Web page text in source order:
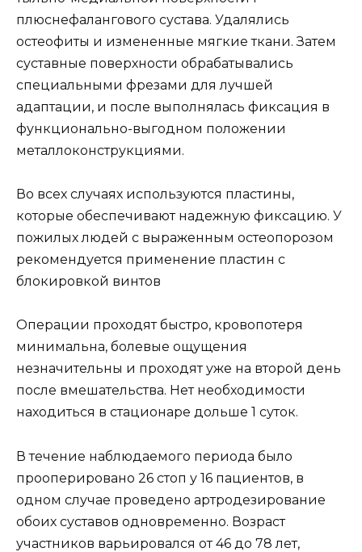
плюснефалангового сустава. Удалялись
остеофиты и измененные мягкие ткани. Затем
суставные поверхности обрабатывались
специальными фрезами для лучшей
адаптации, и после выполнялась фиксация в
функционально-выгодном положении
металлоконструкциями.
Во всех случаях используются пластины,
которые обеспечивают надежную фиксацию. У
пожилых людей с выраженным остеопорозом
рекомендуется применение пластин с
блокировкой винтов
Операции проходят быстро, кровопотеря
минимальна, болевые ощущения
незначительны и проходят уже на второй день
после вмешательства. Нет необходимости
находиться в стационаре дольше 1 суток.
В течение наблюдаемого периода было
прооперировано 26 стоп у 16 пациентов, в
одном случае проведено артродезирование
обоих суставов одновременно. Возраст
участников варьировался от 46 до 78 лет,